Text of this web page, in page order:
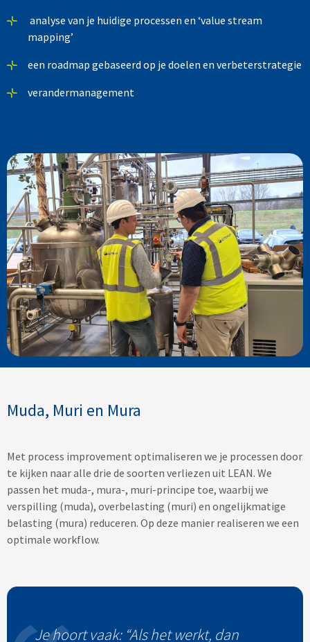
analyse van je huidige processen en ‘value stream
mapping’
een roadmap gebaseerd op je doelen en verbeterstrategie
verandermanagement
Muda, Muri en Mura
Met process improvement optimaliseren we je processen door
te kijken naar alle drie de soorten verliezen uit LEAN. We
passen het muda-, mura-, muri-principe toe, waarbij we
verspilling (muda), overbelasting (muri) en ongelijkmatige
belasting (mura) reduceren. Op deze manier realiseren we een
optimale workflow.
Je hoort vaak: “Als het werkt, dan